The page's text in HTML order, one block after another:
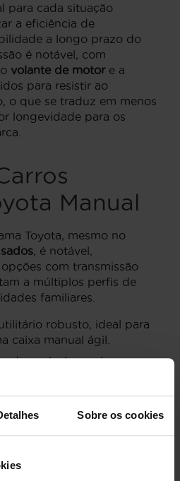
Sobre os cookies
para cada situação
a eficiência de
a longo prazo do
é notável, com
volante de motore a
para resistir ao
o que se traduz em menos
longevidade para os
Manual
Toyota, mesmo no
, é notável,
com transmissão
a múltiplos perfis de
familiares.
robusto, ideal para
caixa manual ágil.
dos veículos mais
conhecido pela sua
que realça a sua